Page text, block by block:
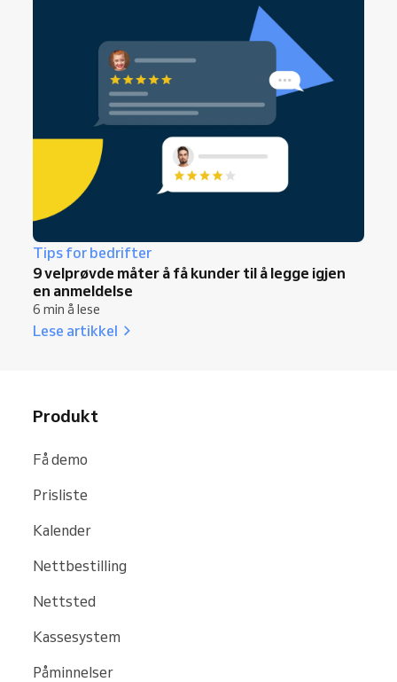
Tips for bedrifter
9 velprøvde måter å få kunder til å legge igjen
en anmeldelse
6 min å lese
Lese artikkel
Produkt
Få demo
Prisliste
Kalender
Nettbestilling
Nettsted
Kassesystem
Påminnelser